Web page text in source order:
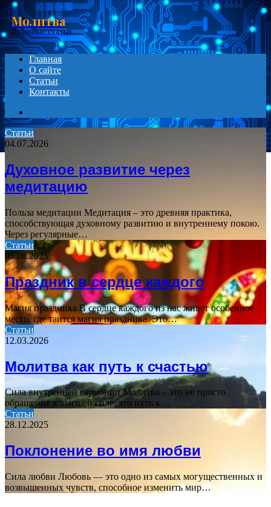
Menu
Молитва
Духовные статьи
Главная
О сайте
Статьи
Контакты
for
Статьи
04.07.2026
Духовное развитие через
медитацию
Польза медитации Медитация – это древняя практика,
способствующая духовному развитию и внутреннему покою.
Через регулярные…
Статьи
05.08.2025
Праздник в сердце каждого
Магия праздника В сердце каждого из нас живет особенное
место, где таится магия праздника. Это…
Статьи
12.03.2026
Молитва как путь к счастью
Сила внутренней гармонии Молитва – это не просто
обращение к высшей силе, это путь к…
Статьи
28.12.2025
Поклонение во имя любви
Сила любви Любовь — это одно из самых могущественных и
возвышенных чувств, способное изменить мир…